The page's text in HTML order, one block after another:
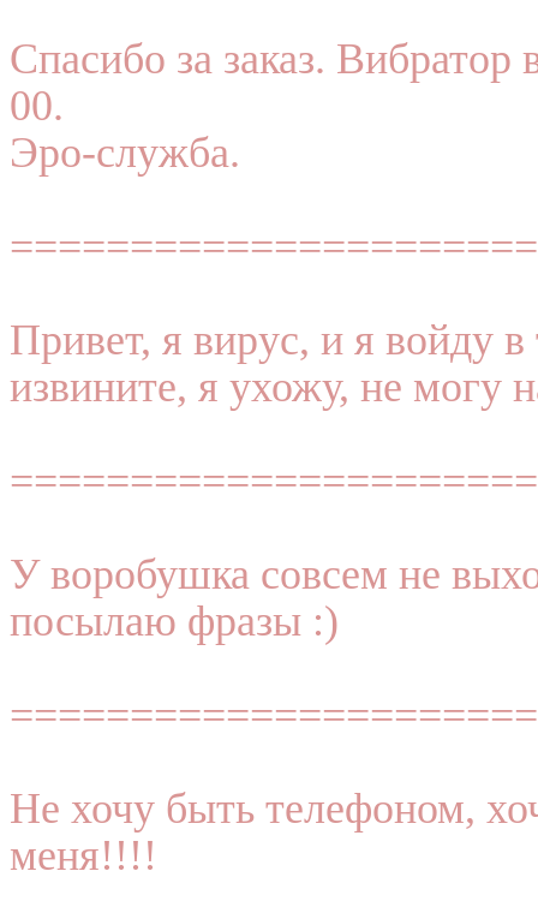
Спасибо за заказ. Вибратор
00.
Эро-служба.
Привет, я вирус, и я войду
извините, я ухожу, не могу
У воробушка совсем не
посылаю фразы :)
Не хочу быть телефоном,
меня!!!!